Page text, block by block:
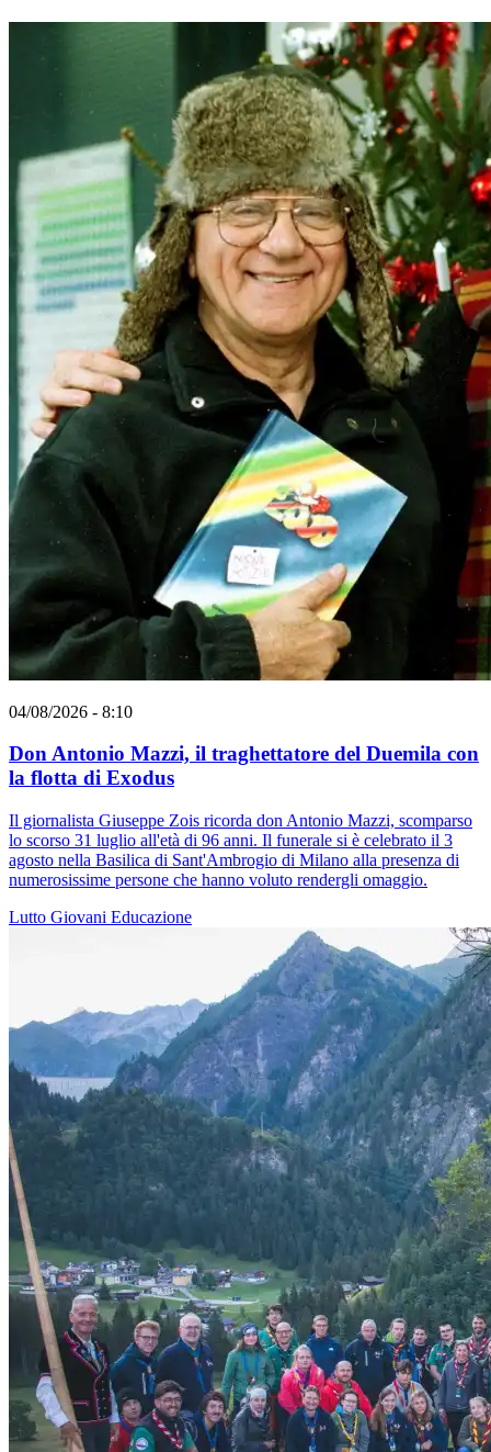
04/08/2026 - 8:10
Don Antonio Mazzi, il traghettatore del Duemila con
la flotta di Exodus
Il giornalista Giuseppe Zois ricorda don Antonio Mazzi, scomparso
lo scorso 31 luglio all'età di 96 anni. Il funerale si è celebrato il 3
agosto nella Basilica di Sant'Ambrogio di Milano alla presenza di
numerosissime persone che hanno voluto rendergli omaggio.
Lutto Giovani Educazione